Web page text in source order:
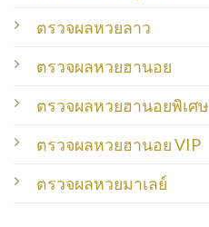
ตรวจผลหวยลาว
ตรวจผลหวยฮานอย
ตรวจผลหวยฮานอยพิเศษ
ตรวจผลหวยฮานอย VIP
ตรวจผลหวยมาเลย์